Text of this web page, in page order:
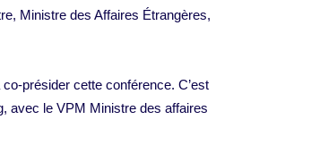
Ministre des Affaires Étrangères,
présider cette conférence. C’est
avec le VPM Ministre des affaires